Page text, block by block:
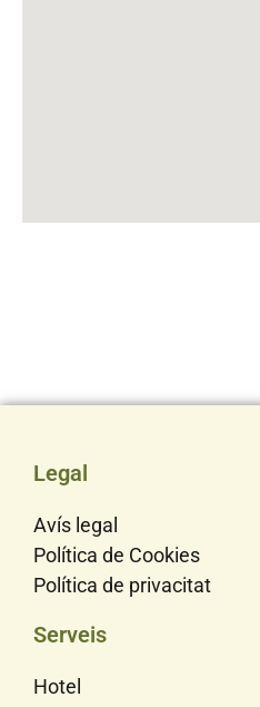
Legal
Avís legal
Política de Cookies
Política de privacitat
Serveis
Hotel